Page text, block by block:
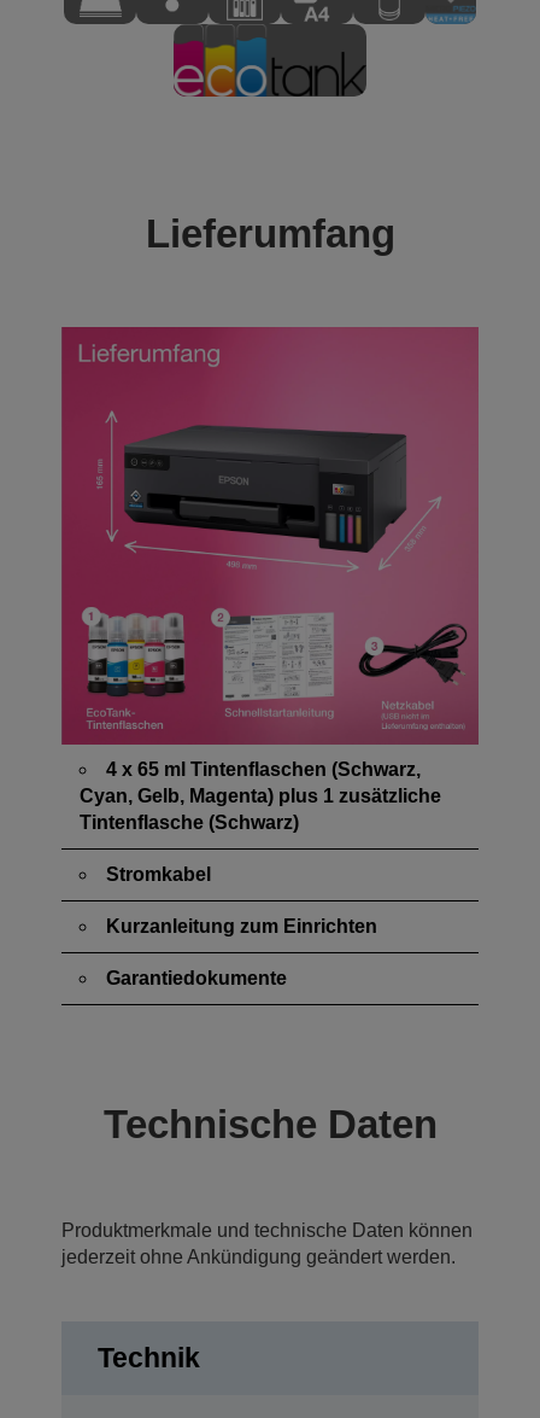
Lieferumfang
4 x 65 ml Tintenflaschen (Schwarz,
Cyan, Gelb, Magenta) plus 1 zusätzliche
Tintenflasche (Schwarz)
Stromkabel
Kurzanleitung zum Einrichten
Garantiedokumente
Technische Daten
Produktmerkmale und technische Daten können
jederzeit ohne Ankündigung geändert werden.
Technik